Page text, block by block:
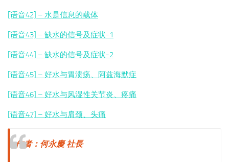
[语音42] – 水是信息的载体
[语音43] – 缺水的信号及症状-1
[语音44] – 缺水的信号及症状-2
[语音45] – 好水与胃溃疡、阿兹海默症
[语音46] – 好水与风湿性关节炎、疼痛
[语音47] – 好水与肩颈、头痛
作者：何永慶 社長